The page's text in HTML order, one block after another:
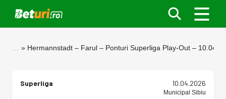
Hermannstadt – Farul – Ponturi Superliga Play-Out –
Superliga 10.04.2026
Municipal Sibiu